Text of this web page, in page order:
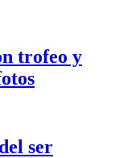
trofeo y
ser